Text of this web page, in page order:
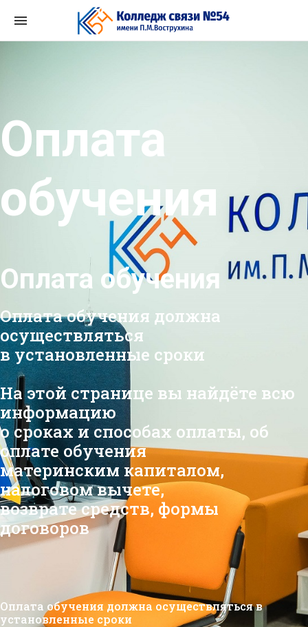
Оплата
обучения
Оплата обучения
Оплата обучения должна
осуществляться
в установленные сроки
На этой странице вы найдёте всю
информацию
о сроках и способах оплаты, об
оплате обучения
материнским капиталом,
налоговом вычете,
возврате средств, формы
договоров
Оплата обучения должна осуществляться в
установленные сроки